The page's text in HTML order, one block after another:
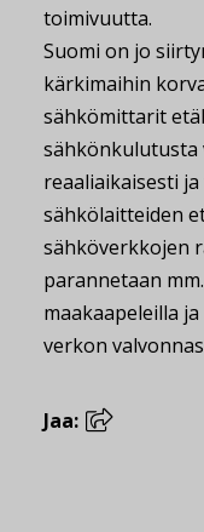
toimivuutta.
Suomi on jo
kärkimaihin
sähkömittarit
sähkönkulutusta
reaaliaikaisesti
sähkölaitteiden
sähköverkkojen
parannetaan
maakaapeleilla
verkon
Jaa: